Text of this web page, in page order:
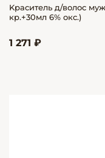
Kраситель д/волос
кр.+30мл 6% окс.)
1 271 ₽